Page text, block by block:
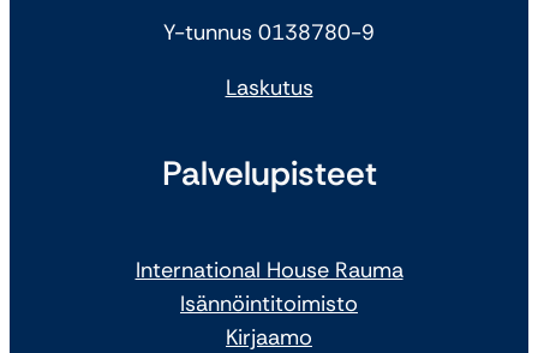
Y-tunnus 0138780-9
Laskutus
Palvelupisteet
International House Rauma
Isännöintitoimisto
Kirjaamo